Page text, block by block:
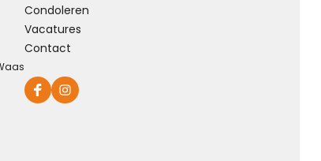
Condoleren
Vacatures
Contact